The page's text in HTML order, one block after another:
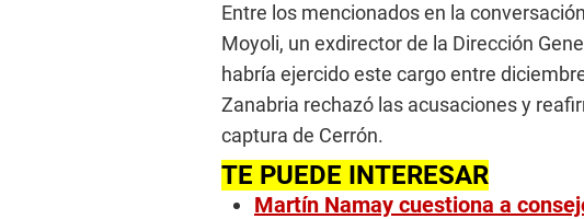
Entre los mencionados en la
Moyoli, un exdirector de la Dirección
habría ejercido este cargo entre
Zanabria rechazó las acusaciones y
captura de Cerrón.
TE PUEDE INTERESAR
Martín Namay cuestiona a